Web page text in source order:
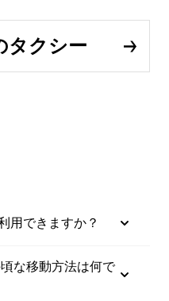
タクシー
用できますか？
な移動方法は何で